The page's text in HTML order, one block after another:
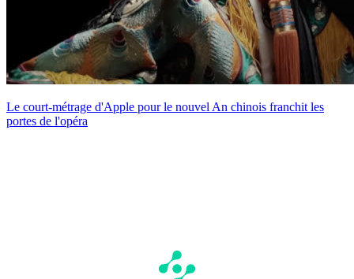
Le court-métrage d'Apple pour le nouvel An chinois franchit les
portes de l'opéra